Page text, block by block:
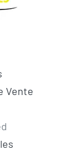
Vente